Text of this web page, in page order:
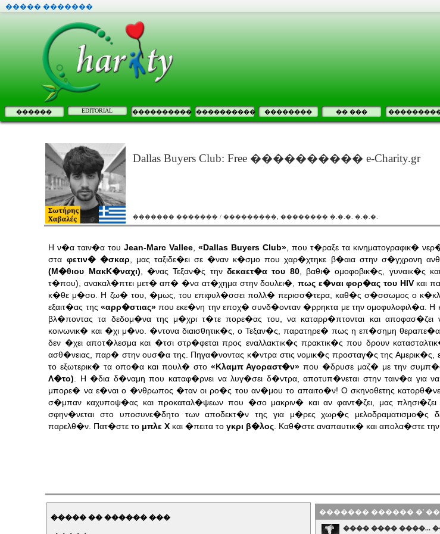
����� �������
������ EDITORIAL ���������� ���������� �������� �� ���
Dallas Buyers Club: Free ���������� e-Charity.gr
������� ������� / ���������, �������� �.�.�. �.�.�.
Η ν�α ταιν�α τουJean-Marc Vallee ,«Dallas Buyers Club» , που τ�ραξε τα κινηματογραφικ�
στα φετιν� �σκαρ , μας ταξιδε�ει σε �ναν κ�σμο που χαρ�χτηκε β�αια στην σ�γχρονη
(Μ�θιου ΜακΚ�ναχι) , �νας Τεξαν�ς τηνδεκαετ�α του 80, βαθι� ομοφοβικ�ς, γυναικ�ς
τ�που), ανακαλ�πτει μετ� απ� �να ατ�χημα στην δουλει�, πως ε�ναι φορ�ας του HIVκαι
κ�θε μ�σο. Η ζω� του, �μως, του επιφυλ�σσει πολλ� περισσ�τερα, καθ�ς σ�σσωμος ο
εξαιτ�ας της «αρρ�στιας»που εκε�νη την εποχ� συνδ�ονταν �ρρηκτα με την ομοφυλοφιλ�α. Η
βλ�ποντας τα δεδομ�να της μ�χρι τ�τε πορε�ας του, να καταρρ�πτονται και αποφασ�ζει
κοινωνικ� και �χι μ�νο. �ντονα διαισθητικ�ς, ο Τεξαν�ς, παρατηρε� πως η επ�σημη
δεν �χει αποτ�λεσμα και �τσι στρ�φεται προς εναλλακτικ�ς πρακτικ�ς που δρουν
ασθ�νειας, παρ� στην ουσ�α της. Πηγα�νοντας κ�ντρα στις νομικ�ς προσταγ�ς της
το εξωτερικ� τα οπο�α και πουλ� στο «Κλαμπ Αγοραστ�ν» που �δρυσε μαζ� με την
Λ�το) . Η �δια δ�ναμη που καταφ�ρνει να λυγ�σει δ�ντρα, αποτυπ�νεται στην ταιν�α για
μπορε� να ε�ναι ο �νθρωπος �ταν οι ρο�ς του αν�μου το απαιτο�ν! Ο σκηνοθετης
σ�μπαν καχυποψ�ας και προκαταλ�ψεων που �σο μακριν� και αν φαντ�ζει, μας
σφην�νεται στο υποσυνε�δητο των αποδεκτ�ν της για μ�ρες χωρ�ς
παρελθ�ν. Πατ�στε το μπλε Χ και �πειτα τογκρι β�λος . Καθ�στε αναπαυτικ� και απολα�στε την.
����� �� ������ ���
������� ������ �'
���� ���� ����...